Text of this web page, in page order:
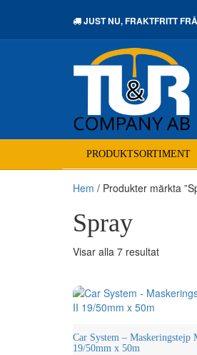
JUST NU,FRAKTFRITT
PRODUKTSORTIMENT
Hem / Produkter märkta
Spray
Visar alla 7 resultatSortera
Car System – Maskeringstejp
19/50mm x 50m